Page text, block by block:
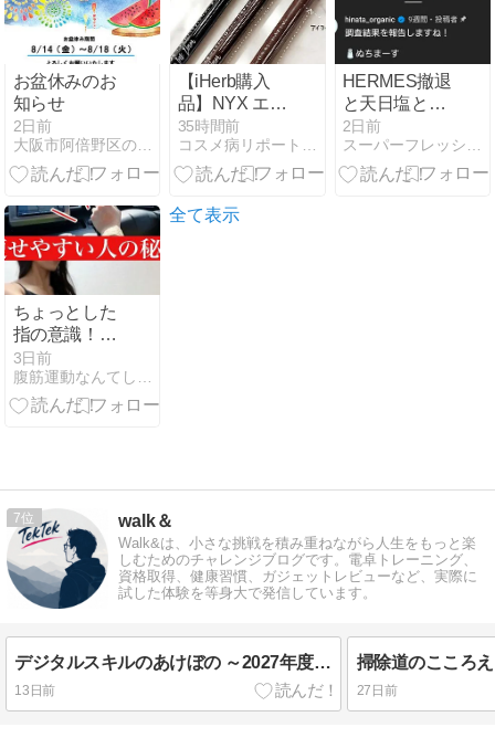
お盆休みのお
知らせ
2日前
大阪市阿倍野区の漢方薬舗 長春堂ブログ
【iHerb購入
品】NYX エピ
ックインクア
イライナー ブ
ラック良すぎ
35時間前
コスメ病リポート・・・ときどきトイプー
HERMES撤退
と天日塩と解
毒。
2日前
スーパーフレッシュ 114ｋｇからのダイエット
ちょっとした
指の意識！肩
甲骨を動かす
意外なコツ
3日前
全て表示
7 walk＆
Walk&は、小さな挑戦を積み重ねながら人生をもっと楽
しむためのチャレンジブログです。電卓トレーニング、
資格取得、健康習慣、ガジェットレビューなど、実際に
試した体験を等身大で発信しています。
デジタルスキルのあけぼの ～2027年度から始まる新たな情報処理技術者試験の概況～
13日前 27日前